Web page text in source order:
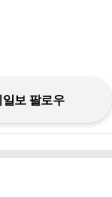
보 팔로우